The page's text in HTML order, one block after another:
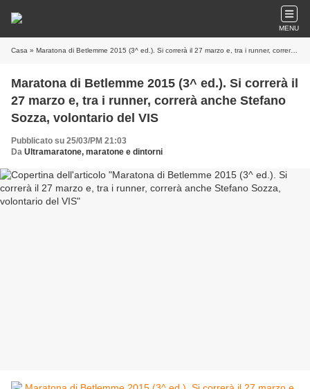
MENU
Casa » Maratona di Betlemme 2015 (3^ ed.). Si correrà il 27 marzo e, tra i runner, correrà anche Stefano Sozza, volontario del VIS
Maratona di Betlemme 2015 (3^ ed.). Si correrà il
27 marzo e, tra i runner, correrà anche Stefano
Sozza, volontario del VIS
Pubblicato su 25/03/PM 21:03
Da Ultramaratone, maratone e dintorni